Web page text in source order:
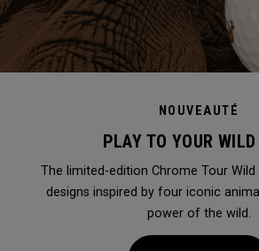
NOUVEAUTÉ
PLAY TO YOUR
The limited-edition Chrome Tour
designs inspired by four iconic
power of the wild.